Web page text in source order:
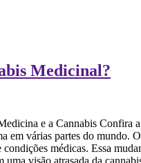
Medicinal?
e a Cannabis Confira
várias partes do mundo.
médicas. Essa